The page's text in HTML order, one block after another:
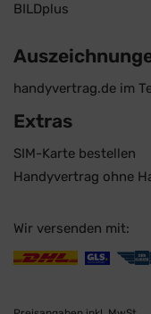
BILDplus
handyvertrag.de im
Extras
SIM-Karte bestellen
Handyvertrag ohne
Wir versenden mit: